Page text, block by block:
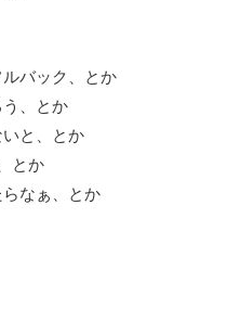
バック、とか
、とか
と、とか
とか
なぁ、とか